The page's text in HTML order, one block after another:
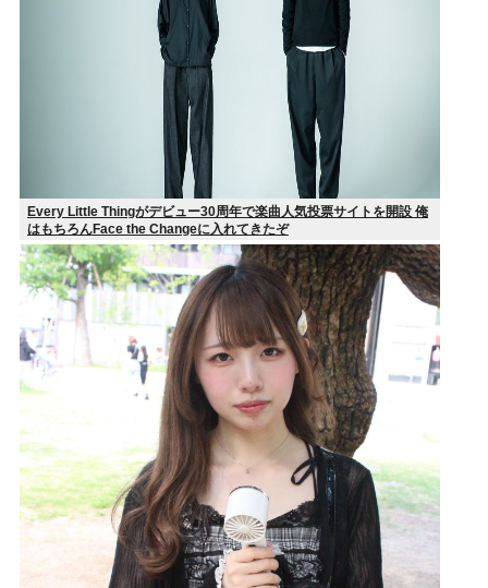
Every Little Thingがデビュー30周年で楽曲人気投票サイトを開設 俺
はもちろんFace the Changeに入れてきたぞ